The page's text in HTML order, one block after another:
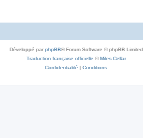
Développé parphpBB® Forum Software © phpBB Limited
Traduction française officielle ©Miles Cellar
Confidentialité | Conditions